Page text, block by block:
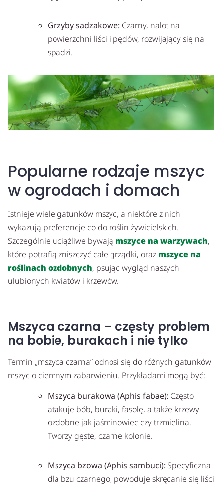
Grzyby sadzakowe: Czarny, nalot na
powierzchni liści i pędów, rozwijający się na
spadzi.
Popularne rodzaje mszyc
w ogrodach i domach
Istnieje wiele gatunków mszyc, a niektóre z nich
wykazują preferencje co do roślin żywicielskich.
Szczególnie uciążliwe bywają mszyce na warzywach,
które potrafią zniszczyć całe grządki, oraz mszyce na
roślinach ozdobnych, psując wygląd naszych
ulubionych kwiatów i krzewów.
Mszyca czarna – częsty problem
na bobie, burakach i nie tylko
Termin „mszyca czarna” odnosi się do różnych gatunków
mszyc o ciemnym zabarwieniu. Przykładami mogą być:
Mszyca burakowa (Aphis fabae): Często
atakuje bób, buraki, fasolę, a także krzewy
ozdobne jak jaśminowiec czy trzmielina.
Tworzy gęste, czarne kolonie.
Mszyca bzowa (Aphis sambuci): Specyficzna
dla bzu czarnego, powoduje skręcanie się liści